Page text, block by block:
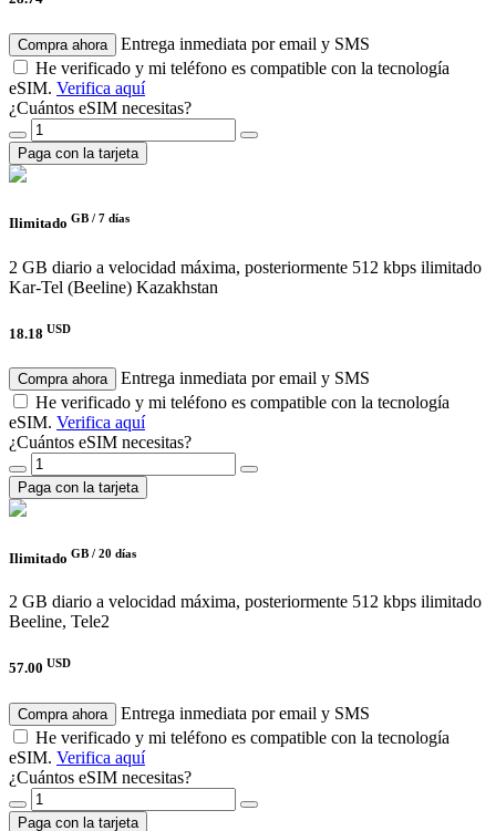
Compra ahora
Entrega inmediata por email y SMS
He verificado y mi teléfono es compatible con la tecnología
eSIM. Verifica aquí
¿Cuántos eSIM necesitas?
Paga con la tarjeta
Ilimitado GB / 7 días
2 GB diario a velocidad máxima, posteriormente 512 kbps ilimitado
Kar-Tel (Beeline) Kazakhstan
18.18 USD
Compra ahora
Entrega inmediata por email y SMS
He verificado y mi teléfono es compatible con la tecnología
eSIM. Verifica aquí
¿Cuántos eSIM necesitas?
Paga con la tarjeta
Ilimitado GB / 20 días
2 GB diario a velocidad máxima, posteriormente 512 kbps ilimitado
Beeline, Tele2
57.00 USD
Compra ahora
Entrega inmediata por email y SMS
He verificado y mi teléfono es compatible con la tecnología
eSIM. Verifica aquí
¿Cuántos eSIM necesitas?
Paga con la tarjeta